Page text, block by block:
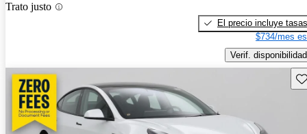
Trato justo
El precio incluye tasas
$734/mes
Verif. disponibilidad